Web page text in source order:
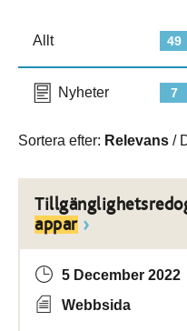
49
Allt
7
Nyheter
Sortera efter: Relevans /
appar
5 December 2022
Webbsida